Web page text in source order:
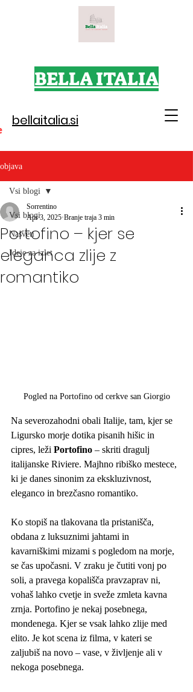
bellaitalia.si
BELLA ITALIA
objava
Vsi blogi
Nasveti
Ideje za izlet
Vsi blogi
Portofino – kjer se
eleganca zlije z
romantiko
Sorrentino
Apr 3, 2025 Branje traja 3 min
Pogled na Portofino od cerkve san Giorgio
Na severozahodni obali Italije, tam, kjer se
Ligursko morje dotika pisanih hišic in
cipres, leži Portofino – skriti dragulj
italijanske Riviere. Majhno ribiško mestece,
ki je danes sinonim za ekskluzivnost,
eleganco in brezčasno romantiko.
Ko stopiš na tlakovana tla pristanišča,
obdana z luksuznimi jahtami in
kavarniškimi mizami s pogledom na morje,
se čas upočasni. V zraku je čutiti vonj po
soli, a pravega kopališča pravzaprav ni,
vohaš lahko cvetje in sveže zmleta kavna
zrnja. Portofino je nekaj posebnega,
mondenega. Kjer se vsak lahko zlije med
elito. Je kot scena iz filma, v kateri se
zaljubiš na novo – vase, v življenje ali v
nekoga posebnega.